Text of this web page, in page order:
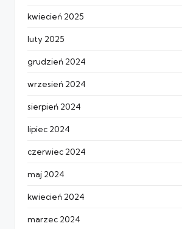
kwiecień 2025
luty 2025
grudzień 2024
wrzesień 2024
sierpień 2024
lipiec 2024
czerwiec 2024
maj 2024
kwiecień 2024
marzec 2024